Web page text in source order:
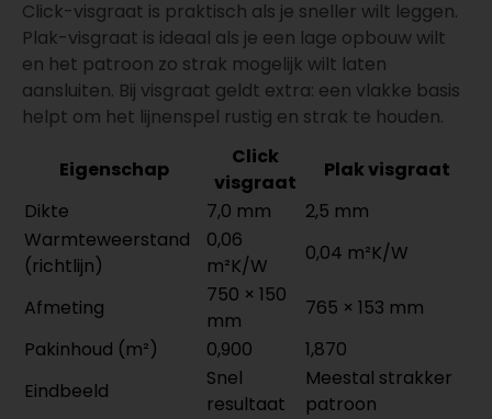
Click-visgraat is praktisch als je sneller wilt leggen.
Plak-visgraat is ideaal als je een lage opbouw wilt
en het patroon zo strak mogelijk wilt laten
aansluiten. Bij visgraat geldt extra: een vlakke basis
helpt om het lijnenspel rustig en strak te houden.
Eigenschap
Click
visgraat
Plak visgraat
Dikte
7,0 mm
2,5 mm
Warmteweerstand
(richtlijn)
0,06
m²K/W
0,04 m²K/W
Afmeting
750 × 150
mm
765 × 153 mm
Pakinhoud (m²)
0,900
1,870
Eindbeeld
Snel
resultaat
Meestal strakker
patroon